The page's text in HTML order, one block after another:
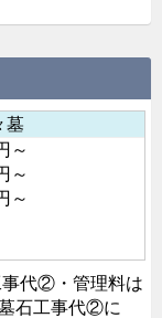
墓
～
～
～
代②・管理料は
石工事代②に